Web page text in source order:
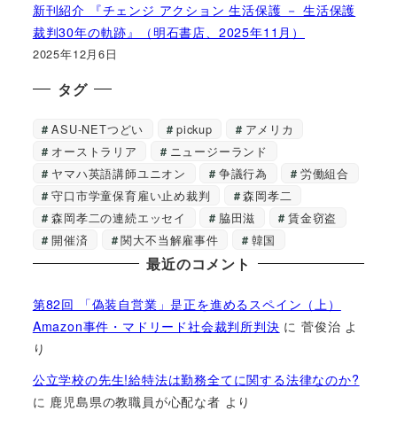
新刊紹介 『チェンジ アクション 生活保護 － 生活保護
裁判30年の軌跡』（明石書店、2025年11月）
2025年12月6日
タグ
ASU-NETつどい pickup
アメリカ
オーストラリア
ニュージーランド
ヤマハ英語講師ユニオン
争議行為
労働組合
守口市学童保育雇い止め裁判
森岡孝二
森岡孝二の連続エッセイ
脇田滋
賃金窃盗
開催済
関大不当解雇事件 韓国
最近のコメント
第82回 「偽装自営業」是正を進めるスペイン（上）
Amazon事件・マドリード社会裁判所判決 に菅俊治 よ
り
公立学校の先生!給特法は勤務全てに関する法律なのか?
に 鹿児島県の教職員が心配な者 より